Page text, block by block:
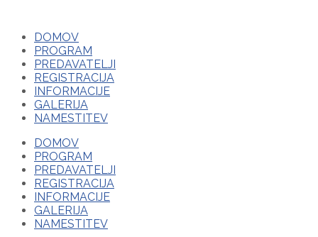
DOMOV
PROGRAM
PREDAVATELJI
REGISTRACIJA
INFORMACIJE
GALERIJA
NAMESTITEV
DOMOV
PROGRAM
PREDAVATELJI
REGISTRACIJA
INFORMACIJE
GALERIJA
NAMESTITEV